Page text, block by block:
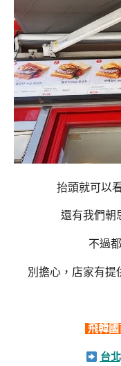
抬頭就可以
還有我們朝
不過
別擔心，店家有提
飛韓國
台